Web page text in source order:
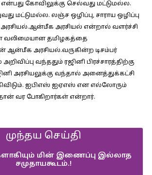
கோவிலுக்கு செல்வது மட்டுமல்ல.
மட்டுமல்ல. லஞ்ச ஒழிப்பு, சாராய ஒழிப்பு
அரசியல் என்றால் வளர்ச்சி
வலிமையான தமிழகத்தை
ஆன்மீக அரசியல்.வருகின்ற டிசம்பர்
வந்ததும் ரஜினி பிரச்சாரத்திற்கு
அரசியலுக்கு வந்தால் அனைத்துக்கட்சி
ஐபிஎஸ் ஐஏஎஸ் என எல்லோரும்
வர போகிறார்கள் என்றார்.
முந்தய செய்தி
மின் இணைப்பு இல்லாத
சமுதாயகூடம்.!